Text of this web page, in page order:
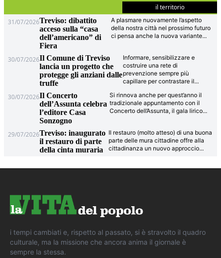
il territorio
31/07/2026Treviso: dibattito
acceso sulla “casa
dell’americano” di
Fiera
A plasmare nuovamente l’aspetto
della nostra città nel prossimo futuro
ci pensa anche la nuova variante...
30/07/2026Il Comune di Treviso
lancia un progetto che
protegge gli anziani dalle
truffe
Informare, sensibilizzare e
costruire una rete di
prevenzione sempre più
capillare per contrastare il...
30/07/2026Il Concerto
dell’Assunta celebra
l’editore Casa
Sonzogno
Si rinnova anche per quest’anno il
tradizionale appuntamento con il
Concerto dell’Assunta, il gala lirico...
29/07/2026Treviso: inaugurato
il restauro di parte
della cinta muraria
Il restauro (molto atteso) di una buona
parte delle mura cittadine offre alla
cittadinanza un nuovo approccio...
i tempi cambiati e, rispetto al passato, si è stravolto il quadro
culturale, ma la missione che ancora anima il giornale è
sempre la stessa.